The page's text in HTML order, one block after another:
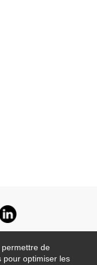
permettre de
pour optimiser les